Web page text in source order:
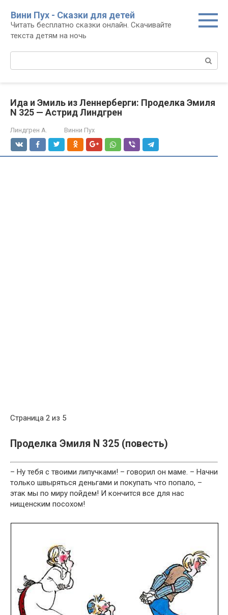
контенту
Вини Пух - Сказки для детей
Читать бесплатно сказки онлайн. Скачивайте
текста детям на ночь
Ида и Эмиль из Леннерберги: Проделка Эмиля
N 325 — Астрид Линдгрен
Линдгрен А. Винни Пух
Страница 2 из 5
Проделка Эмиля N 325 (повесть)
– Ну тебя с твоими липучками! – говорил он маме. – Начни
только швыряться деньгами и покупать что попало, –
этак мы по миру пойдем! И кончится все для нас
нищенским посохом!